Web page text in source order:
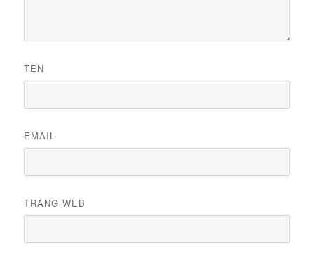
TÊN
EMAIL
TRANG WEB